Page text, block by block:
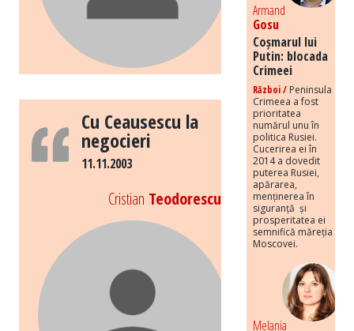
Cu Ceausescu la
negocieri
11.11.2003
Cristian Teodorescu
Armand
Gosu
Coșmarul lui
Putin: blocada
Crimeei
Război / Peninsula
Crimeea a fost
prioritatea
numărul unu în
politica Rusiei.
Cucerirea ei în
2014 a dovedit
puterea Rusiei,
apărarea,
menținerea în
siguranță și
prosperitatea ei
semnifică măreția
Moscovei.
Melania